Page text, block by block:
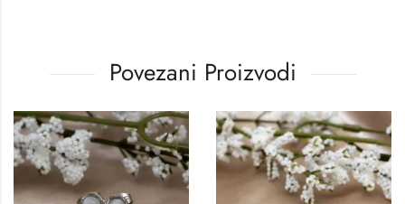
Povezani Proizvodi